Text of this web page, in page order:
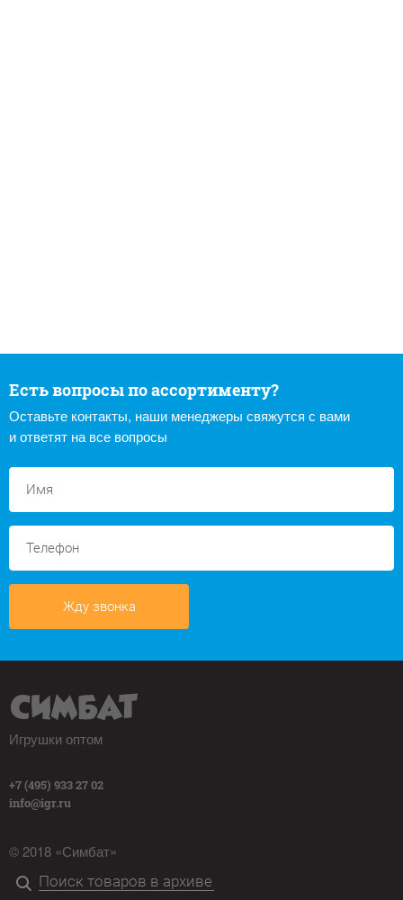
Есть вопросы по ассортименту?
Оставьте контакты, наши менеджеры свяжутся с вами
и ответят на все вопросы
Жду звонка
Игрушки оптом
+7 (495) 933 27 02
info@igr.ru
© 2018 «Симбат»